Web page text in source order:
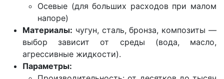
Осевые (для больших расходов при малом
напоре)
Материалы: чугун, сталь, бронза, композиты —
выбор зависит от среды (вода, масло,
агрессивные жидкости).
Параметры: